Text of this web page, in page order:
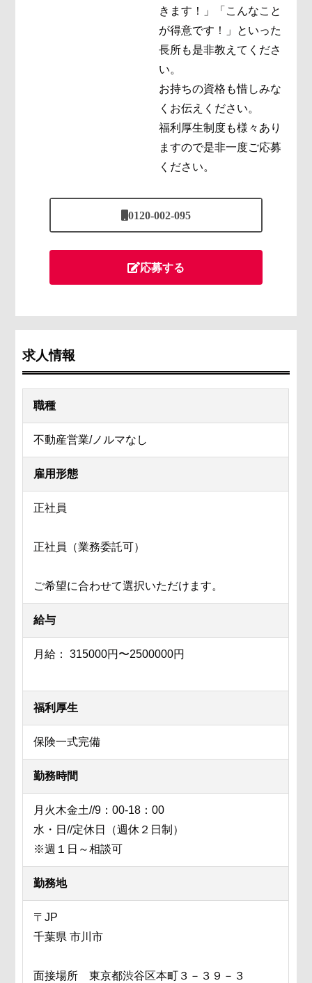
きます！」「こんなこと
が得意です！」といった
長所も是非教えてくださ
い。
お持ちの資格も惜しみな
くお伝えください。
福利厚生制度も様々あり
ますので是非一度ご応募
ください。
0120-002-095
応募する
求人情報
職種
不動産営業/ノルマなし
雇用形態
正社員
正社員（業務委託可）
ご希望に合わせて選択いただけます。
給与
月給： 315000円〜2500000円
福利厚生
保険一式完備
勤務時間
月火木金土//9：00-18：00
水・日//定休日（週休２日制）
※週１日～相談可
勤務地
〒JP
千葉県 市川市
面接場所 東京都渋谷区本町３－３９－３